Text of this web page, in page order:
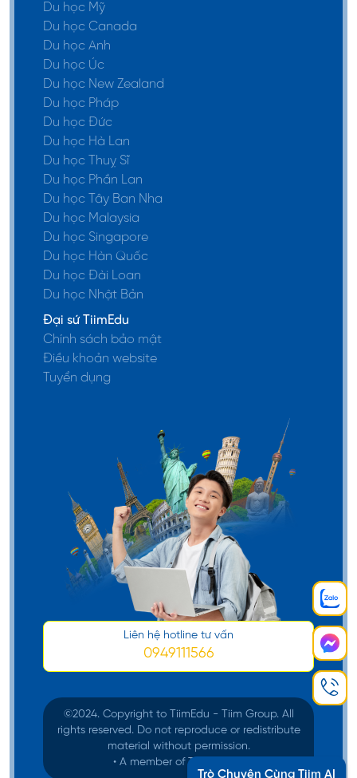
Du học Mỹ
Du học Canada
Du học Anh
Du học Úc
Du học New Zealand
Du học Pháp
Du học Đức
Du học Hà Lan
Du học Thuỵ Sĩ
Du học Phần Lan
Du học Tây Ban Nha
Du học Malaysia
Du học Singapore
Du học Hàn Quốc
Du học Đài Loan
Du học Nhật Bản
Đại sứ TiimEdu
Chính sách bảo mật
Điều khoản website
Tuyển dụng
Liên hệ hotline tư vấn
0949111566
©️2024. Copyright to TiimEdu - Tiim Group. All
rights reserved. Do not reproduce or redistribute
material without permission.
• A member of Tiim Group
Trò Chuyện Cùng Tiim AI